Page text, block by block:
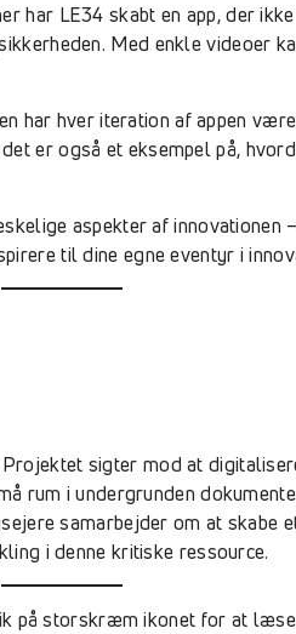
har LE34 skabt en app, der
Med enkle videoer
har hver iteration af appen
er også et eksempel på,
aspekter af
til dine egne eventyr i
sigter mod at
rum i undergrunden
samarbejder om at
i denne kritiske ressource.
på storskræm ikonet for at